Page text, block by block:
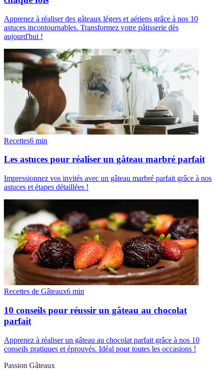
Apprenez à réaliser des gâteaux légers et aériens grâce à nos 10
astuces incontournables. Transformez votre pâtisserie dès
aujourd'hui !
Recettes6 min
Les astuces pour réaliser un gâteau marbré parfait
Impressionnez vos invités avec un gâteau marbré parfait grâce à nos
astuces et étapes détaillées !
Recettes de Gâteaux6 min
10 conseils pour réussir un gâteau au chocolat
parfait
Apprenez à réaliser un gâteau au chocolat parfait grâce à nos 10
conseils pratiques et éprouvés. Idéal pour toutes les occasions !
Passion Gâteaux